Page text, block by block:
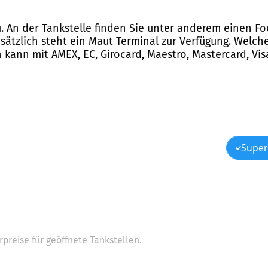
An der Tankstelle finden Sie unter anderem einen
steht ein Maut Terminal zur Verfügung.
mit AMEX, EC, Girocard, Maestro, Mastercard,
für geöffnete Tankstellen.